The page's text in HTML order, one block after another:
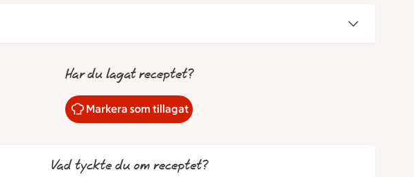
Har du lagat receptet?
Markera som tillagat
Vad tyckte du om receptet?